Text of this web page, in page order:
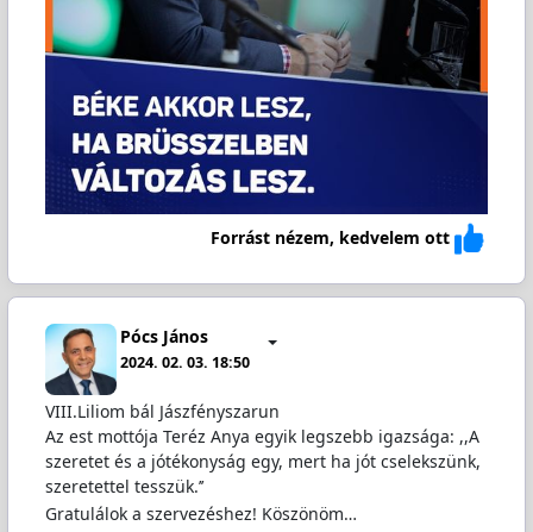
Forrást nézem, kedvelem ott
Pócs János
2024. 02. 03. 18:50
VIII.Liliom bál Jászfényszarun
Az est mottója Teréz Anya egyik legszebb igazsága: ,,A
szeretet és a jótékonyság egy, mert ha jót cselekszünk,
szeretettel tesszük.’’
Gratulálok a szervezéshez! Köszönöm…